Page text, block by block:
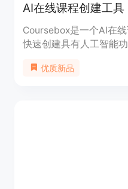
AI在线课程创建工具
Coursebox是一个AI在
快速创建具有人工智能
智能推荐等。
优质新品